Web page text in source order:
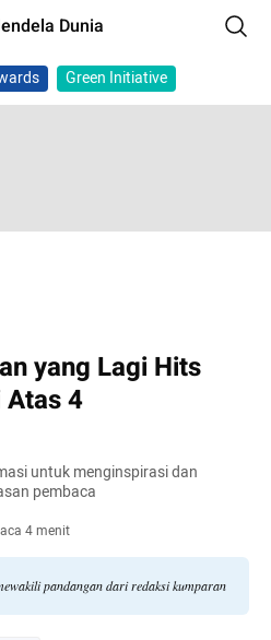
Dunia
Green Initiative
yang Lagi Hits
Atas 4
untuk menginspirasi dan
pembaca
4 menit
pandangan dari redaksi kumparan